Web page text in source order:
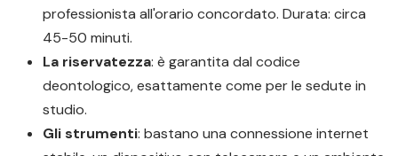
professionista all'orario concordato. Durata: circa
45-50 minuti.
La riservatezza: è garantita dal codice
deontologico, esattamente come per le sedute in
studio.
Gli strumenti: bastano una connessione internet